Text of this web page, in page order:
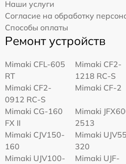
Наши услуги
Согласие на обработку
Способы оплаты
Ремонт устройств
Mimaki CFL-605
RT
Mimaki CF2-
1218 RC-S
Mimaki CF2-
0912 RC-S
Mimaki CF-2
Mimaki CG-160
FX II
Mimaki
2513
Mimaki СJV150-
160
Mimaki
320
Mimaki UJV100-
Mimaki UJF-